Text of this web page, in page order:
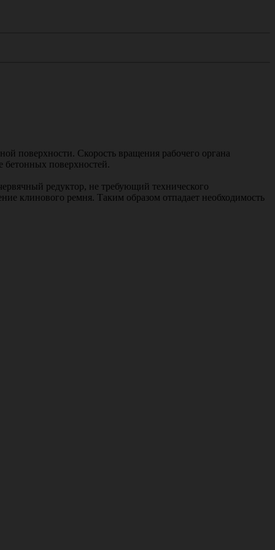
поверхности. Скорость вращения рабочего органа
бетонных поверхностей.
редуктор, не требующий технического
клинового ремня. Таким образом отпадает необходимость